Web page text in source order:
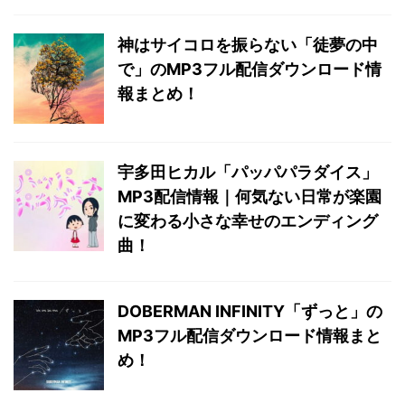
神はサイコロを振らない「徒夢の中
で」のMP3フル配信ダウンロード情
報まとめ！
宇多田ヒカル「パッパパラダイス」
MP3配信情報｜何気ない日常が楽園
に変わる小さな幸せのエンディング
曲！
DOBERMAN INFINITY「ずっと」の
MP3フル配信ダウンロード情報まと
め！